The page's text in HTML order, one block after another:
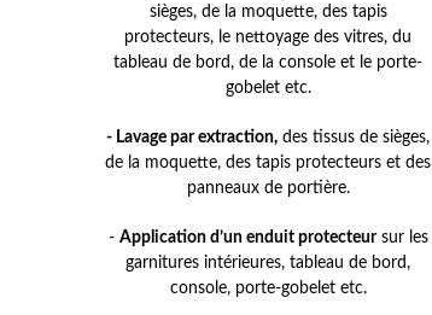
sièges, de la moquette, des tapis
protecteurs, le nettoyage des vitres, du
tableau de bord, de la console et le porte-
gobelet etc.
- Lavage par extraction, des tissus de sièges,
de la moquette, des tapis protecteurs et des
panneaux de portière.
- Application d’un enduit protecteursur les
garnitures intérieures, tableau de bord,
console, porte-gobelet etc.